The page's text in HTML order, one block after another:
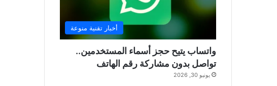
أخبار تقنية منوعة
واتساب يتيح حجز أسماء المستخدمين..
تواصل بدون مشاركة رقم الهاتف
يونيو 30, 2026